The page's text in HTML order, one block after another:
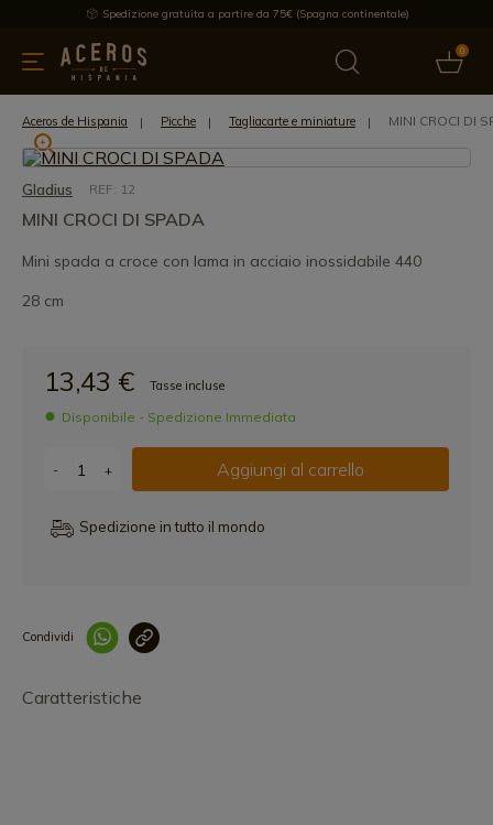
Spedizione gratuita a partire da 75€ (Spagna continentale)
0
cucina Offre Ultime notizie Venduti Marche
Aceros de Hispania Picche Tagliacarte e miniature MINI CROCI DI
Gladius REF: 12
MINI CROCI DI SPADA
Mini spada a croce con lama in acciaio inossidabile 440
28 cm
13,43 € Tasse incluse
Disponibile - Spedizione Immediata
- + Aggiungi al carrello
Spedizione in tutto il mondo
Condividi
Caratteristiche